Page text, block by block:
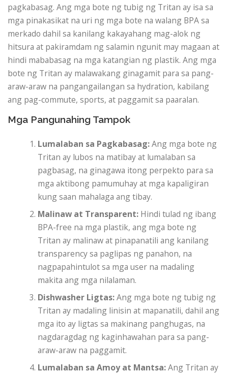
pagkabasag. Ang mga bote ng tubig ng Tritan ay isa sa
mga pinakasikat na uri ng mga bote na walang BPA sa
merkado dahil sa kanilang kakayahang mag-alok ng
hitsura at pakiramdam ng salamin ngunit may magaan at
hindi mababasag na mga katangian ng plastik. Ang mga
bote ng Tritan ay malawakang ginagamit para sa pang-
araw-araw na pangangailangan sa hydration, kabilang
ang pag-commute, sports, at paggamit sa paaralan.
Mga Pangunahing Tampok
Lumalaban sa Pagkabasag:Ang mga bote ng
Tritan ay lubos na matibay at lumalaban sa
pagbasag, na ginagawa itong perpekto para sa
mga aktibong pamumuhay at mga kapaligiran
kung saan mahalaga ang tibay.
Malinaw at Transparent: Hindi tulad ng ibang
BPA-free na mga plastik, ang mga bote ng
Tritan ay malinaw at pinapanatili ang kanilang
transparency sa paglipas ng panahon, na
nagpapahintulot sa mga user na madaling
makita ang mga nilalaman.
Dishwasher Ligtas:Ang mga bote ng tubig ng
Tritan ay madaling linisin at mapanatili, dahil ang
mga ito ay ligtas sa makinang panghugas, na
nagdaragdag ng kaginhawahan para sa pang-
araw-araw na paggamit.
Lumalaban sa Amoy at Mantsa:Ang Tritan ay